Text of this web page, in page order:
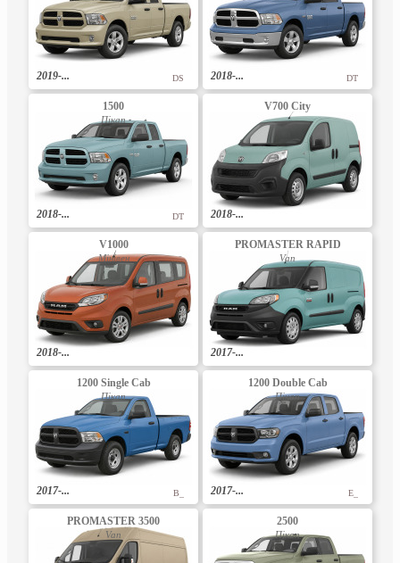
2019-... DS 2018-... DT
1500
Пікап
2018-... DT
V700 City
2018-...
V1000
Мінівен
2018-...
PROMASTER RAPID
Van
2017-...
1200 Single Cab
Пікап
2017-... B_
1200 Double Cab
Пікап
2017-... E_
PROMASTER 3500
Van
2500
Пікап